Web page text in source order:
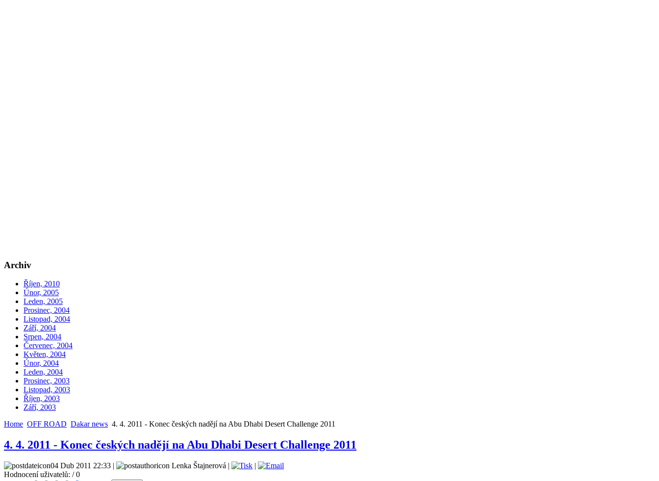
Archiv
Říjen, 2010
Únor, 2005
Leden, 2005
Prosinec, 2004
Listopad, 2004
Září, 2004
Srpen, 2004
Červenec, 2004
Květen, 2004
Únor, 2004
Leden, 2004
Prosinec, 2003
Listopad, 2003
Říjen, 2003
Září, 2003
Home OFF ROAD Dakar news 4. 4. 2011 - Konec českých nadějí na Abu Dhabi Desert Challenge 2011
4. 4. 2011 - Konec českých nadějí na Abu Dhabi Desert Challenge 2011
04 Dub 2011 22:33 | Lenka Štajnerová |
|
Hodnocení uživatelů: / 0